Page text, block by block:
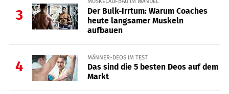
3
Der Bulk-Irrtum: Warum Coaches
heute langsamer Muskeln
aufbauen
4
MÄNNER-DEOS IM TEST
Das sind die 5 besten Deos auf dem
Markt